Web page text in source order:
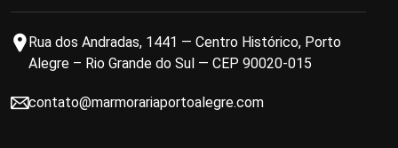
Rua dos Andradas, 1441 — Centro Histórico, Porto
Alegre – Rio Grande do Sul — CEP 90020-015
contato@marmorariaportoalegre.com